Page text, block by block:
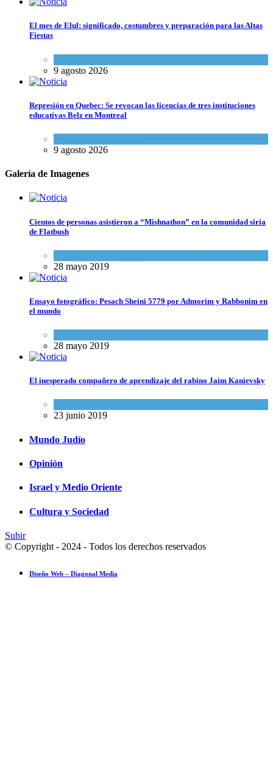
El mes de Elul: significado, costumbres y preparación para las Altas
Fiestas
9 agosto 2026
Represión en Quebec: Se revocan las licencias de tres instituciones
educativas Belz en Montreal
9 agosto 2026
Galería de Imagenes
Cientos de personas asistieron a “Mishnathon” en la comunidad siria
de Flatbush
28 mayo 2019
Ensayo fotográfico: Pesach Sheini 5779 por Admorim y Rabbonim en
el mundo
28 mayo 2019
El inesperado compañero de aprendizaje del rabino Jaim Kanievsky
23 junio 2019
Mundo Judío
Opinión
Israel y Medio Oriente
Cultura y Sociedad
Subir
© Copyright - 2024 - Todos los derechos reservados
Diseño Web – Diagonal Media